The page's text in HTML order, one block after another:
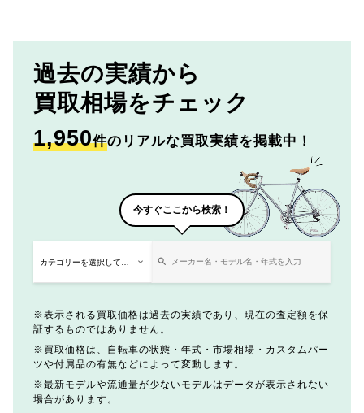
過去の実績から
買取相場をチェック
1,950件のリアルな買取実績を掲載中！
今すぐここから検索！
表示される買取価格は過去の実績であり、現在の査定額を保
証するものではありません。
買取価格は、自転車の状態・年式・市場相場・カスタムパー
ツや付属品の有無などによって変動します。
最新モデルや流通量が少ないモデルはデータが表示されない
場合があります。